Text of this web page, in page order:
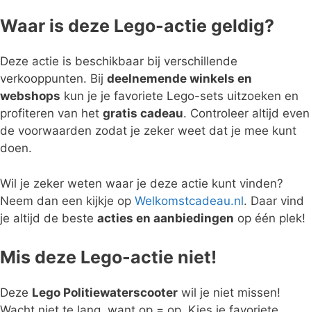
Waar is deze Lego-actie geldig?
Deze actie is beschikbaar bij verschillende
verkooppunten. Bij deelnemende winkels en
webshops kun je je favoriete Lego-sets uitzoeken en
profiteren van het gratis cadeau. Controleer altijd even
de voorwaarden zodat je zeker weet dat je mee kunt
doen.
Wil je zeker weten waar je deze actie kunt vinden?
Neem dan een kijkje op Welkomstcadeau.nl. Daar vind
je altijd de beste acties en aanbiedingen op één plek!
Mis deze Lego-actie niet!
Deze Lego Politiewaterscooter wil je niet missen!